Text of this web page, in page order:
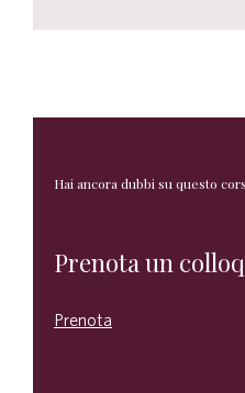
Hai ancora dubbi su questo
Prenota un
Prenota